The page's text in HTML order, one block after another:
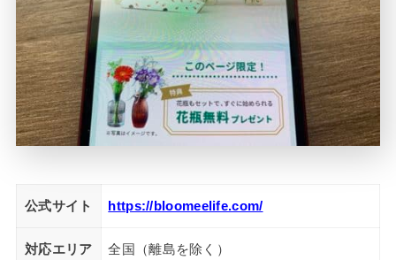
公式サイト https://bloomeelife.com/
対応エリア 全国（離島を除く）